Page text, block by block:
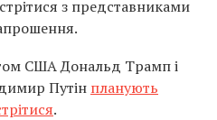
з представниками
США Дональд Трамп і
Путін планують
.